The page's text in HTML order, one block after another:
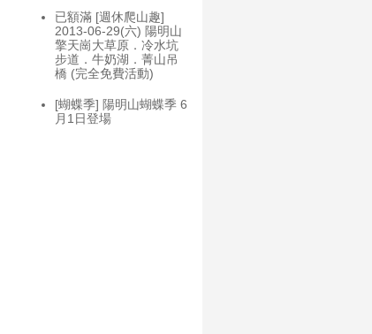
已額滿 [週休爬山趣]
2013-06-29(六) 陽明山
擎天崗大草原．冷水坑
步道．牛奶湖．菁山吊
橋 (完全免費活動)
[蝴蝶季] 陽明山蝴蝶季 6
月1日登場